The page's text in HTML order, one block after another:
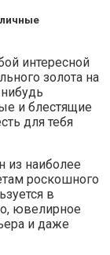
интересной
золота на
и блестящие
для тебя
из наиболее
роскошного
в
ювелирное
и даже